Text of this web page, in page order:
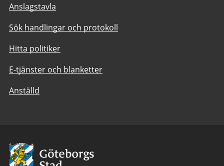
Anslagstavla
Sök handlingar och protokoll
Hitta politiker
E-tjänster och blanketter
Anställd
Avsändare:
Göteborgs